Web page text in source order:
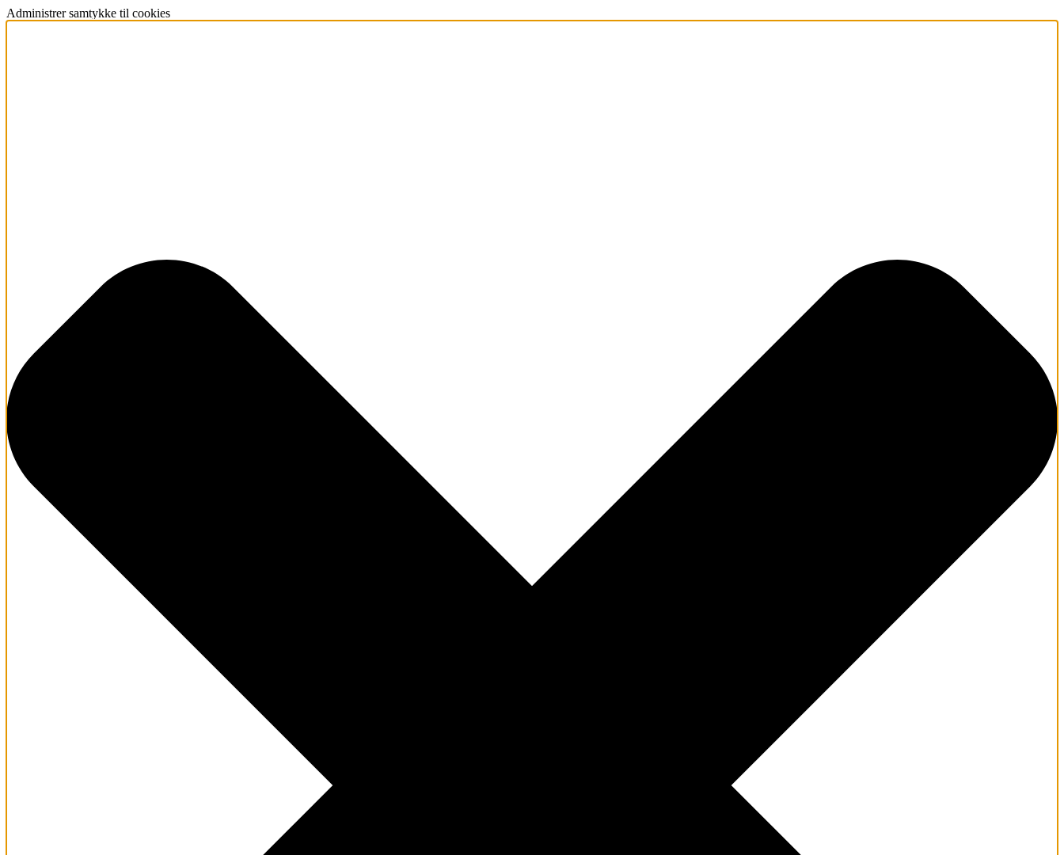
Administrer samtykke til cookies